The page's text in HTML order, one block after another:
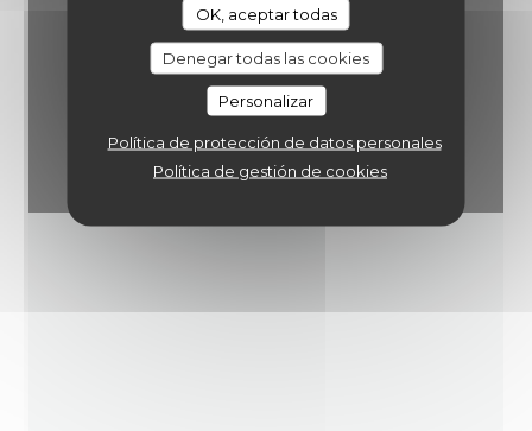
OK, aceptar todas
Denegar todas las cookies
Personalizar
Política de protección de datos personales
Política de gestión de cookies